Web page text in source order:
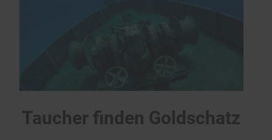
Taucher finden Goldschatz